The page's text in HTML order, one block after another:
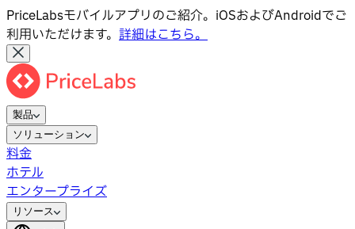
PriceLabsモバイルアプリのご紹介。iOSおよびAndroidでご
利用いただけます。 詳細はこちら。
製品
ソリューション
料金
ホテル
エンタープライズ
リソース